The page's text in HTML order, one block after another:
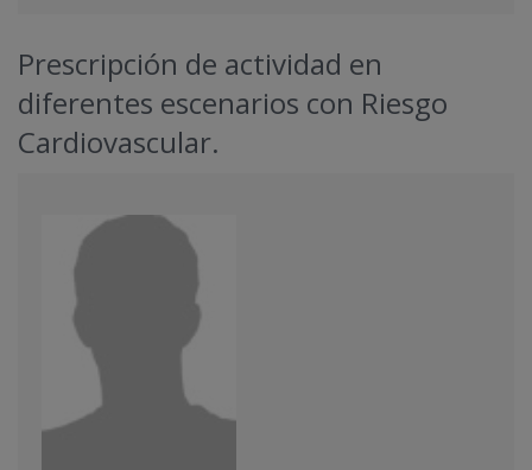
Prescripción de actividad en
diferentes escenarios con Riesgo
Cardiovascular.